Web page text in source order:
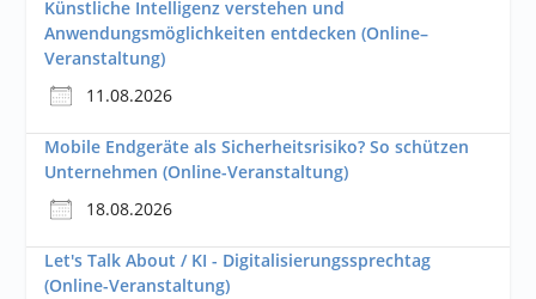
Künstliche Intelligenz verstehen und
Anwendungsmöglichkeiten entdecken (Online–
Veranstaltung)
11.08.2026
Mobile Endgeräte als Sicherheitsrisiko? So schützen
Unternehmen (Online-Veranstaltung)
18.08.2026
Let's Talk About / KI - Digitalisierungssprechtag
(Online-Veranstaltung)